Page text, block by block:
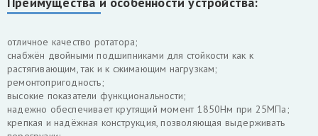
отличное качество ротатора;
снабжён двойными подшипниками для стойкости как к
растягивающим, так и к сжимающим нагрузкам;
ремонтопригодность;
высокие показатели функциональности;
надежно обеспечивает крутящий момент 1850Нм при 25МПа;
крепкая и надёжная конструкция, позволяющая выдерживать